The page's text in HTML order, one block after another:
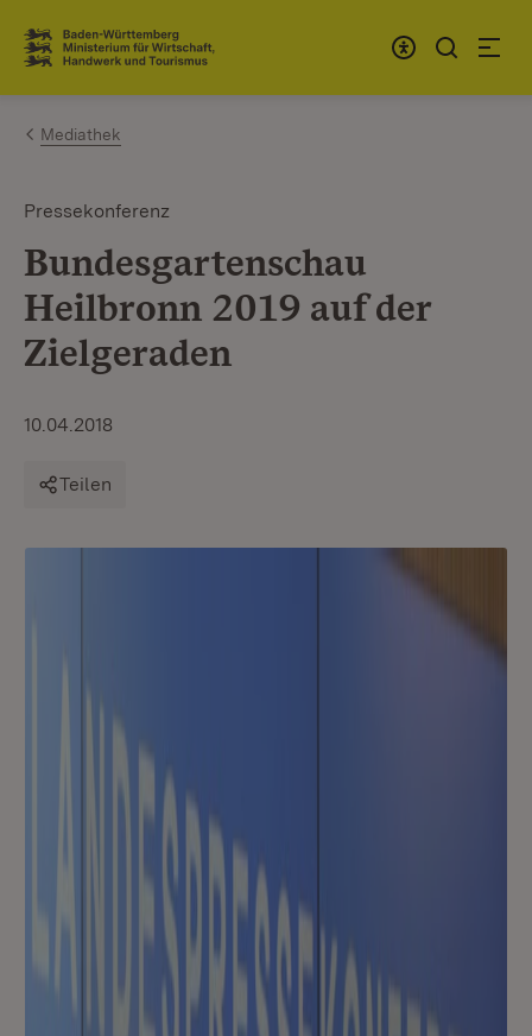
Zum Inhalt springen
Link zur Startseite
Mediathek
Pressekonferenz
Bundesgartenschau
Heilbronn 2019 auf der
Zielgeraden
10.04.2018
Teilen